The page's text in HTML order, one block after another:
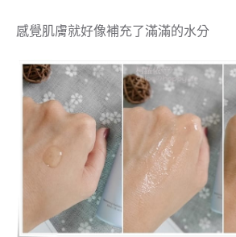
感覺肌膚就好像補充了滿滿的水分